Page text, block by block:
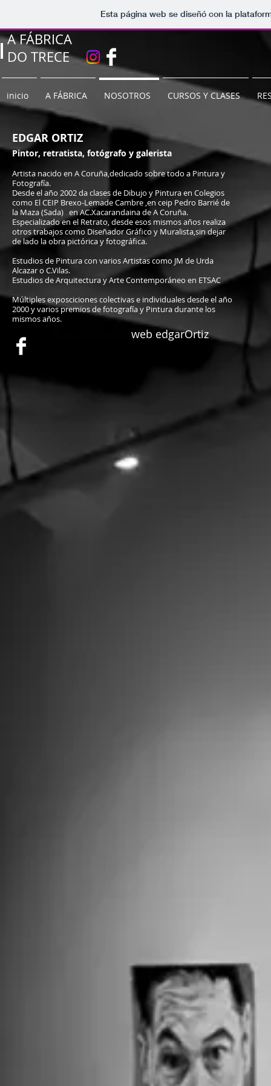
Esta página web se diseñó con la
inicio A FÁBRICA NOSOTROS CURSOS Y CLASES
A FÁBRICA
DO TRECE
EDGAR ORTIZ
Pintor, retratista, fotógrafo y galerista
Artista nacido en A Coruña,dedicado sobre todo a Pintura y
Fotografía.
Desde el año 2002 da clases de Dibujo y Pintura en Colegios
como El CEIP Brexo-Lemade Cambre ,en ceip Pedro Barrié de
la Maza (Sada) en AC.Xacarandaina de A Coruña.
Especializado en el Retrato, desde esos mismos años realiza
otros trabajos como Diseñador Gráfico y Muralista,sin dejar
de lado la obra pictórica y fotográfica.
Estudios de Pintura con varios Artistas como JM de Urda
Alcazar o C.Vilas.
Estudios de Arquitectura y Arte Contemporáneo en ETSAC
Múltiples exposciciones colectivas e individuales desde el año
2000 y varios premios de fotografía y Pintura durante los
mismos años.
web edgarOrtiz